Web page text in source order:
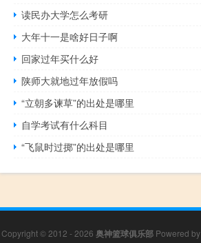
读民办大学怎么考研
大年十一是啥好日子啊
回家过年买什么好
陕师大就地过年放假吗
“立朝多谏草”的出处是哪里
自学考试有什么科目
“飞鼠时过掷”的出处是哪里
Copyright © 2012 - 2026 奥神篮球俱乐部Powered by